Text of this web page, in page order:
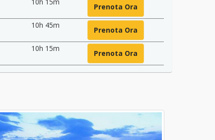
Prenota Ora
10h 45m
Prenota Ora
10h 15m
Prenota Ora